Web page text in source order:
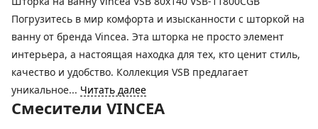
Погрузитесь в мир комфорта и изысканности с шторкой на
ванну от бренда Vincea. Эта шторка не просто элемент
интерьера, а настоящая находка для тех, кто ценит стиль,
качество и удобство. Коллекция VSB предлагает
уникальное... Читать далее
Смесители VINCEA